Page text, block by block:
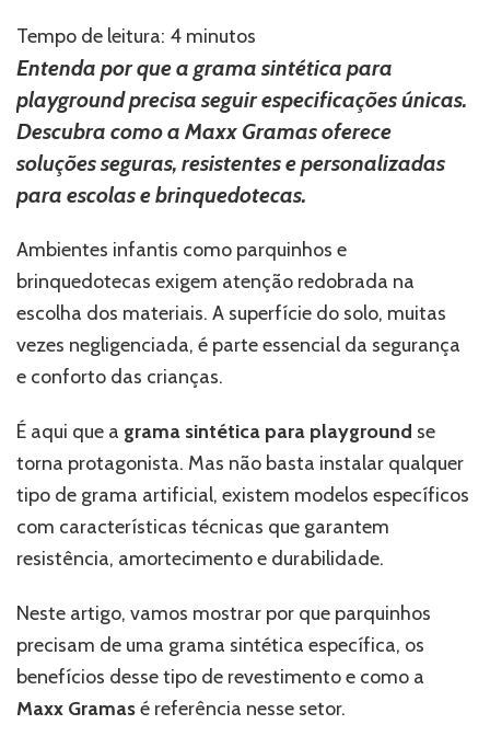
playgrounds
parquinhos
precisam
uma
grama
sintética
Tempo de leitura: 4 minutos
Entenda por que a grama sintética para
playground precisa seguir especificações únicas.
Descubra como a Maxx Gramas oferece
soluções seguras, resistentes e personalizadas
para escolas e brinquedotecas.
Ambientes infantis como parquinhos e
brinquedotecas exigem atenção redobrada na
escolha dos materiais. A superfície do solo, muitas
vezes negligenciada, é parte essencial da segurança
e conforto das crianças.
É aqui que a grama sintética para playground se
torna protagonista. Mas não basta instalar qualquer
tipo de grama artificial, existem modelos específicos
com características técnicas que garantem
resistência, amortecimento e durabilidade.
Neste artigo, vamos mostrar por que parquinhos
precisam de uma grama sintética específica, os
benefícios desse tipo de revestimento e como a
Maxx Gramasé referência nesse setor.